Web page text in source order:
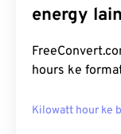
energy
hours ke
Kilowatt hour ke